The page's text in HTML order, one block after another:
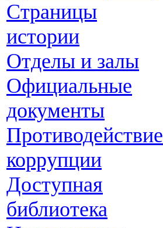
Страницы
истории
Отделы и залы
Официальные
документы
Противодействие
коррупции
Доступная
библиотека